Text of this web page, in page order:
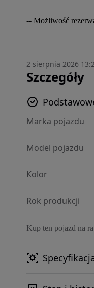
-- Możliwość
2 sierpnia 2026
Szczegóły
Marka pojazdu
Model pojazdu
Kolor
Rok produkcji
Kup ten pojazd na